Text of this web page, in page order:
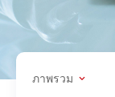
ภาพรวม